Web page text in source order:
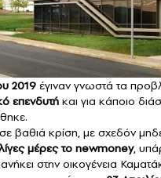
2019έγιναν γνωστά τα
επενδυτή και για κάποιο
σε βαθιά κρίση, με σχεδόν
μέρες το newmoney,
στην οικογένεια